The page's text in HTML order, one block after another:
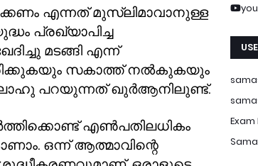
എന്നത് മുസ്ലിമാവാനുള്ള
പ്രഖ്യാപിച്ച
മടങ്ങി എന്ന്
സകാത്ത് നൽകുകയും
പറയുന്നത് ഖുർആനിലുണ്ട്.
എൺപതിലധികം
ഒന്ന് ആത്മാവിന്റെ
Exam